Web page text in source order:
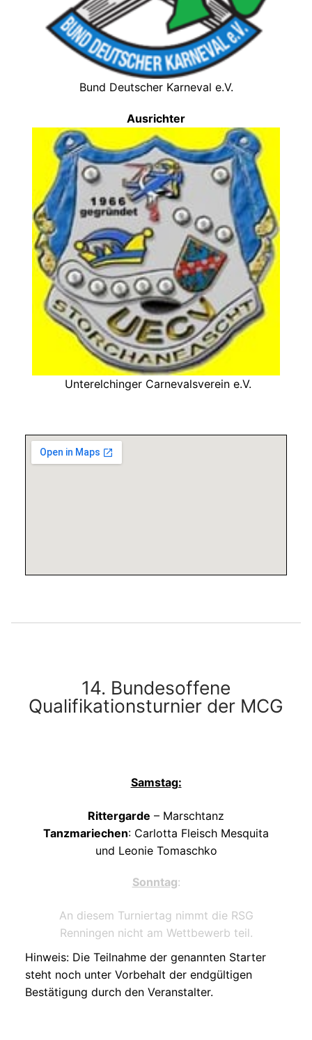
Bund Deutscher Karneval e.V.
Ausrichter
Unterelchinger Carnevalsverein e.V.
14. Bundesoffene
Qualifikationsturnier der MCG
Samstag:
Rittergarde – Marschtanz
Tanzmariechen: Carlotta Fleisch Mesquita
und Leonie Tomaschko
Sonntag:
An diesem Turniertag nimmt die RSG
Renningen nicht am Wettbewerb teil.
Hinweis: Die Teilnahme der genannten Starter
steht noch unter Vorbehalt der endgültigen
Bestätigung durch den Veranstalter.